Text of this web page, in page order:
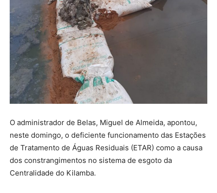
O administrador de Belas, Miguel de Almeida, apontou,
neste domingo, o deficiente funcionamento das Estações
de Tratamento de Águas Residuais (ETAR) como a causa
dos constrangimentos no sistema de esgoto da
Centralidade do Kilamba.